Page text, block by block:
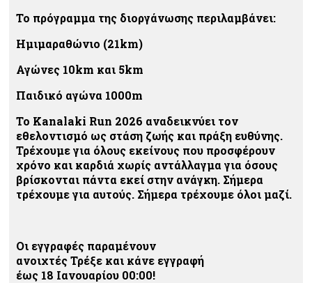
Το πρόγραμμα της διοργάνωσης περιλαμβάνει:
Ημιμαραθώνιο (21km)
Αγώνες 10km και 5km
Παιδικό αγώνα 1000m
Το Kanalaki Run 2026 αναδεικνύει τον
εθελοντισμό ως στάση ζωής και πράξη ευθύνης.
Τρέχουμε για όλους εκείνους που προσφέρουν
χρόνο και καρδιά χωρίς αντάλλαγμα για όσους
βρίσκονται πάντα εκεί στην ανάγκη. Σήμερα
τρέχουμε για αυτούς. Σήμερα τρέχουμε όλοι μαζί.
Οι εγγραφές παραμένουν
ανοιχτέςΤρέξε και κάνε εγγραφή
έως 18 Ιανουαρίου 00:00!